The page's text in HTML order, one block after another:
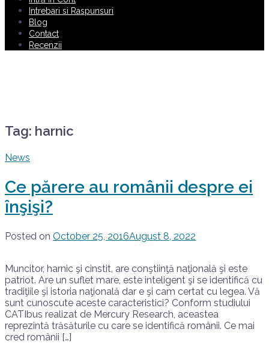
Intrebari si Raspunsuri
Blog
Contact
Recenzii
Tag: harnic
News
Ce părere au românii despre ei
înşişi?
Posted on October 25, 2016August 8, 2022
Muncitor, harnic şi cinstit, are conştiinţă naţională şi este
patriot. Are un suflet mare, este inteligent şi se identifică cu
tradiţiile şi istoria naţională dar e şi cam certat cu legea. Vă
sunt cunoscute aceste caracteristici? Conform studiului
CATIbus realizat de Mercury Research, aceastea
reprezintă trăsăturile cu care se identifică românii. Ce mai
cred românii […]